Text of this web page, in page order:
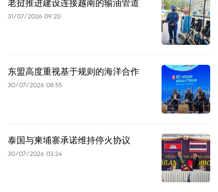
老挝推进建设连接越南的输油管道
31/07/2026 09:20
东盟高度重视基于规则的海洋合作
30/07/2026 08:55
泰国与柬埔寨承诺维持停火协议
30/07/2026 03:24